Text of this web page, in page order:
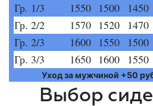
Гр. 1/3
1550 1500 1450
Гр. 2/2
1570 1520 1470
Гр. 2/3
1600 1550 1500
Гр. 3/3
1650 1600 1550
Уход за мужчиной +50
Выбор